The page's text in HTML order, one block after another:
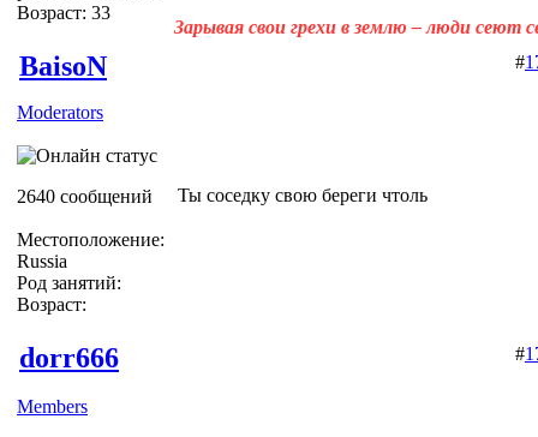
Возраст: 33
Зарывая свои грехи в землю – люди сеют
BaisoN
Moderators
2640 сообщений
Местоположение:
Russia
Род занятий:
Возраст:
#
Ты соседку свою береги чтоль
dorr666
Members
#